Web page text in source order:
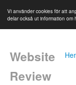
Vi använder cookies för att
delar också ut information
Website
Review